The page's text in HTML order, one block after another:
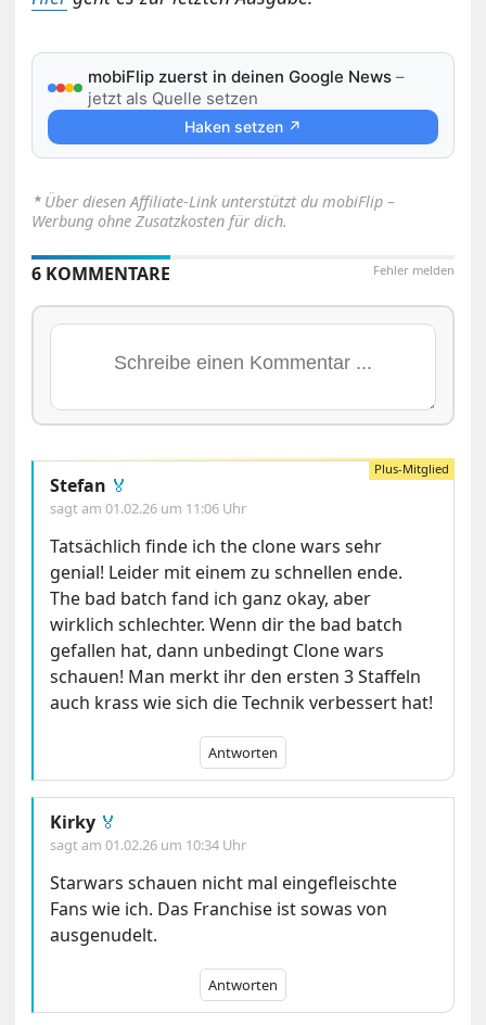
mobiFlip zuerst in deinen Google News –
jetzt als Quelle setzen
Haken setzen ↗
⋆ Über diesen Affiliate-Link unterstützt du mobiFlip –
Werbung ohne Zusatzkosten für dich.
Fehler melden
6 KOMMENTARE
Stefan 🏅
sagt am01.02.26 um 11:06 Uhr
Tatsächlich finde ich the clone wars sehr
genial! Leider mit einem zu schnellen ende.
The bad batch fand ich ganz okay, aber
wirklich schlechter. Wenn dir the bad batch
gefallen hat, dann unbedingt Clone wars
schauen! Man merkt ihr den ersten 3 Staffeln
auch krass wie sich die Technik verbessert hat!
Antworten
Kirky 🏅
sagt am01.02.26 um 10:34 Uhr
Starwars schauen nicht mal eingefleischte
Fans wie ich. Das Franchise ist sowas von
ausgenudelt.
Antworten